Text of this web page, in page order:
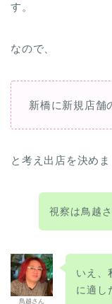
す。
なので、
新橋に新規店舗
と考え出店を決めま
視察は鳥越
鳥越さん
いえ、
に適し